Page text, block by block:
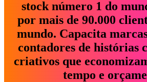
stock número 1 do
por mais de 90.000
mundo. Capacita
contadores de histórias
criativos que
tempo e